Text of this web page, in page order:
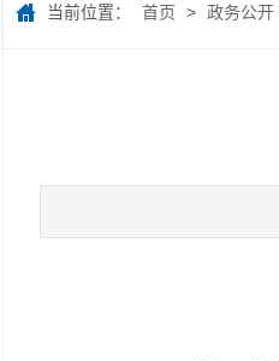
当前位置： 首页 > 政务公开